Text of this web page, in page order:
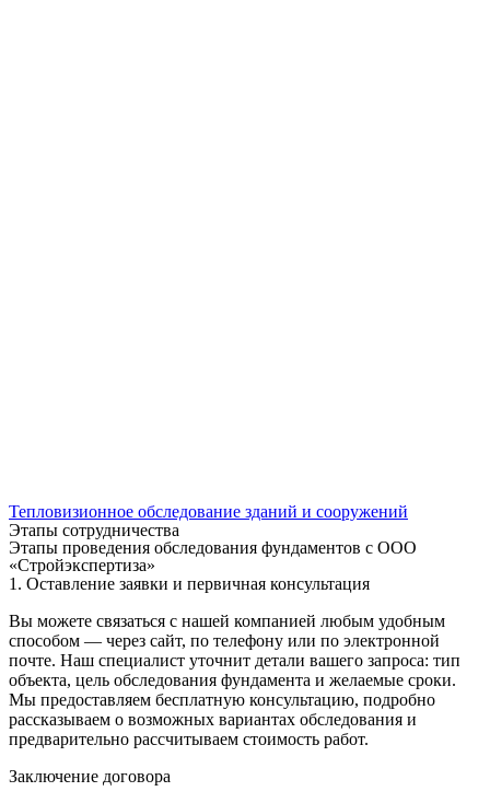
Тепловизионное обследование зданий и сооружений
Этапы сотрудничества
Этапы проведения обследования фундаментов с ООО
«Стройэкспертиза»
1. Оставление заявки и первичная консультация
Вы можете связаться с нашей компанией любым удобным
способом — через сайт, по телефону или по электронной
почте. Наш специалист уточнит детали вашего запроса: тип
объекта, цель обследования фундамента и желаемые сроки.
Мы предоставляем бесплатную консультацию, подробно
рассказываем о возможных вариантах обследования и
предварительно рассчитываем стоимость работ.
Заключение договора